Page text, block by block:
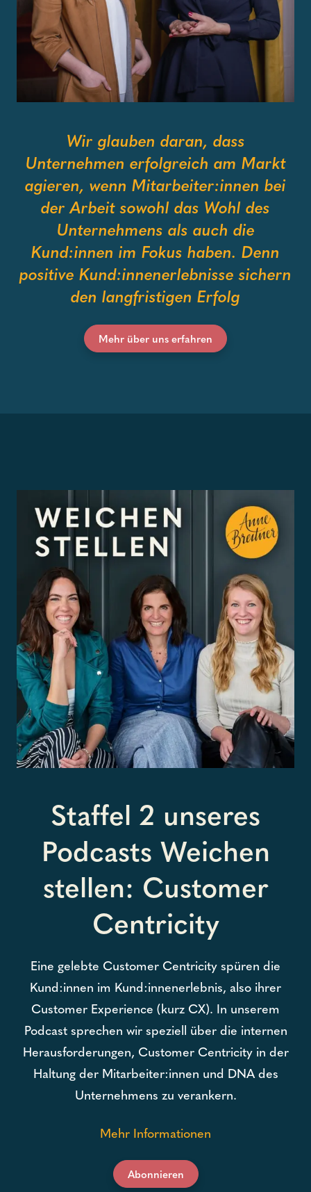
Wir glauben daran, dass
Unternehmen erfolgreich am Markt
agieren, wenn Mitarbeiter:innen bei
der Arbeit sowohl das Wohl des
Unternehmens als auch die
Kund:innen im Fokus haben. Denn
positive Kund:innenerlebnisse sichern
den langfristigen Erfolg
Mehr über uns erfahren
Staffel 2 unseres
Podcasts Weichen
stellen: Customer
Centricity
Eine gelebte Customer Centricity spüren die
Kund:innen im Kund:innenerlebnis, also ihrer
Customer Experience (kurz CX). In unserem
Podcast sprechen wir speziell über die internen
Herausforderungen, Customer Centricity in der
Haltung der Mitarbeiter:innen und DNA des
Unternehmens zu verankern.
Mehr Informationen
Abonnieren